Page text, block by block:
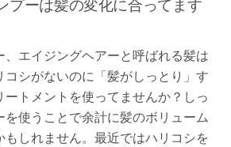
エイジングヘアーと呼ばれる髪は
シがないのに「髪がしっとり」す
ートメントを使ってませんか？しっ
を使うことで余計に髪のボリューム
もしれません。最近ではハリコシを